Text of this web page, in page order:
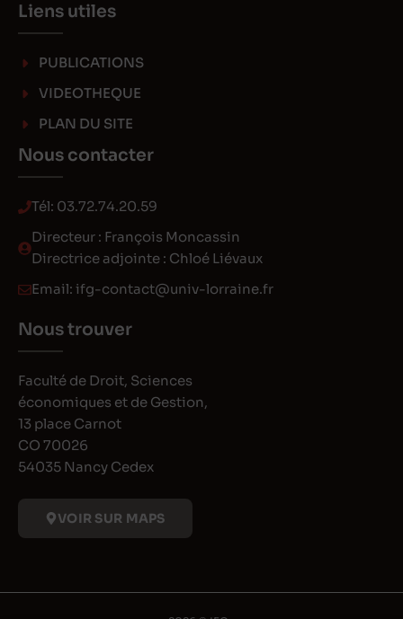
Liens utiles
PUBLICATIONS
VIDEOTHEQUE
PLAN DU SITE
Nous contacter
Tél: 03.72.74.20.59
Directeur : François Moncassin
Directrice adjointe : Chloé Liévaux
Email: ifg-contact@univ-lorraine.fr
Nous trouver
Faculté de Droit, Sciences
économiques et de Gestion,
13 place Carnot
CO 70026
54035 Nancy Cedex
VOIR SUR MAPS